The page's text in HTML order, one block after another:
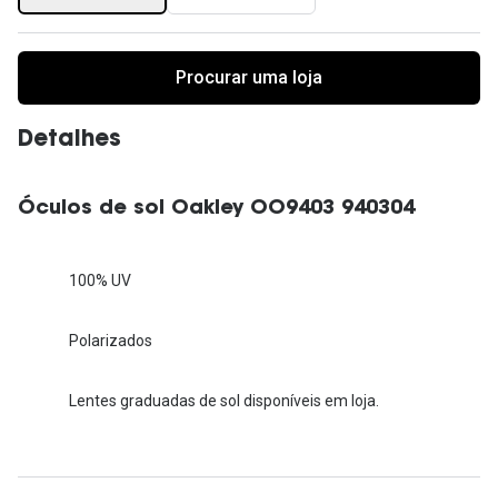
Procurar uma loja
Detalhes
Óculos de sol Oakley OO9403 940304
100% UV
Polarizados
Lentes graduadas de sol disponíveis em loja.